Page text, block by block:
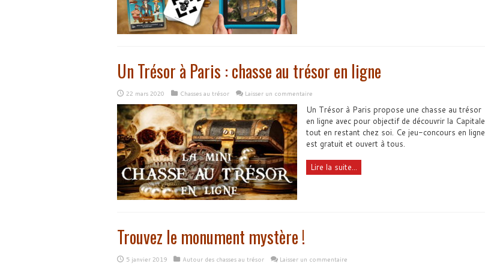
Un Trésor à Paris : chasse au trésor en ligne
22 mars 2020 Chasses au trésor Laisser un commentaire
Un Trésor à Paris propose une chasse au trésor
en ligne avec pour objectif de découvrir la Capitale
tout en restant chez soi. Ce jeu-concours en ligne
est gratuit et ouvert à tous.
Lire la suite...
Trouvez le monument mystère !
5 janvier 2019 Autour des chasses au trésor Laisser un commentaire